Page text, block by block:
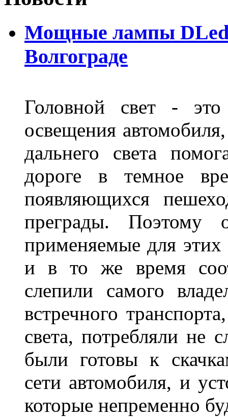
Мощные лампы DLed
Волгограде
Головной свет -
освещения
дальнего света
дороге в темное
появляющихся
преграды. Поэтому
применяемые для
и в то же время
слепили самого
встречного
света, потребляли не
были готовы к
сети автомобиля, и
которые непременно